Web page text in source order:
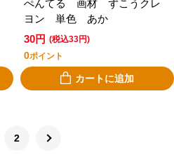
ぺんてる 画材 ずこうクレ
ヨン 単色 あか
30円 (税込33円)
0ポイント
カートに追加
2